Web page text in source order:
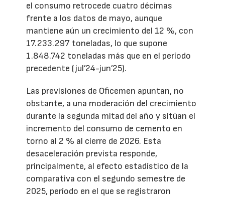
el consumo retrocede cuatro décimas
frente a los datos de mayo, aunque
mantiene aún un crecimiento del 12 %, con
17.233.297 toneladas, lo que supone
1.848.742 toneladas más que en el período
precedente (jul’24-jun’25).
Las previsiones de Oficemen apuntan, no
obstante, a una moderación del crecimiento
durante la segunda mitad del año y sitúan el
incremento del consumo de cemento en
torno al 2 % al cierre de 2026. Esta
desaceleración prevista responde,
principalmente, al efecto estadístico de la
comparativa con el segundo semestre de
2025, período en el que se registraron